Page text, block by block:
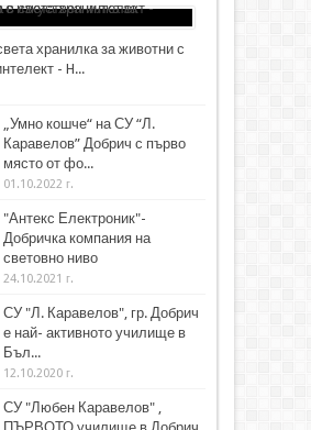
хранилка за животни с
- H...
„Умно кошче“ на СУ “Л.
Каравелов” Добрич с първо
място от фо...
01.10.2022 г.
"Антекс Електроник"-
Добричка компания на
световно ниво
24.10.2021 г.
СУ "Л. Каравелов", гр. Добрич
е най- активното училище в
Бъл...
12.10.2020 г.
СУ "Любен Каравелов" ,